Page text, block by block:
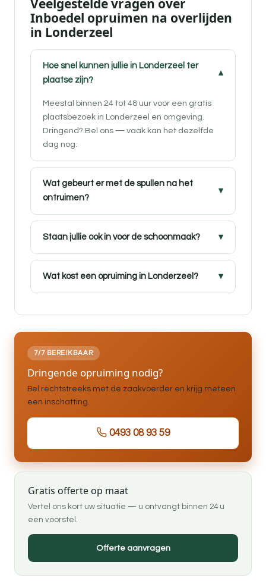
Veelgestelde vragen over
Inboedel opruimen na overlijden
in Londerzeel
Hoe snel kunnen jullie in Londerzeel ter
plaatse zijn?
Meestal binnen 24 tot 48 uur voor een gratis
plaatsbezoek in Londerzeel en omgeving.
Dringend? Bel ons — vaak kan het dezelfde
dag nog.
Wat gebeurt er met de spullen na het
ontruimen?
Staan jullie ook in voor de schoonmaak?
Wat kost een opruiming in Londerzeel?
7/7 BEREIKBAAR
Dringende opruiming nodig?
Bel rechtstreeks met de zaakvoerder en krijg meteen
een inschatting.
0493 08 93 59
Gratis offerte op maat
Vertel ons kort uw situatie — u ontvangt binnen 24 u
een voorstel.
Offerte aanvragen